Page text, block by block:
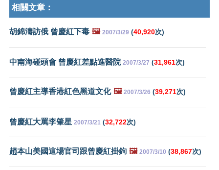
相關文章：
胡錦濤訪俄 曾慶紅下毒 🖼️ 2007/3/29 (40,920次)
中南海碰頭會 曾慶紅差點進醫院 2007/3/27 (31,961次)
曾慶紅主導香港紅色黑道文化 🖼️ 2007/3/26 (39,271次)
曾慶紅大罵李肇星 2007/3/21 (32,722次)
趙本山美國這場官司跟曾慶紅掛鉤 🖼️ 2007/3/10 (38,867次)